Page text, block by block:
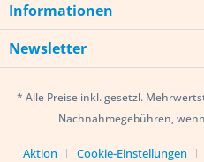
Informationen
Newsletter
* Alle Preise inkl. gesetzl.
Nachnahmegebühren,
Aktion Cookie-Einstellungen